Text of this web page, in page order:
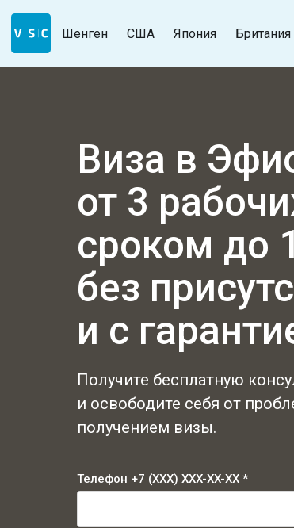
Шенген США Япония Британия
Виза в
от 3
сроком до
без
и с
Получите бесплатную
и освободите себя от
получением визы.
Телефон +7 (XXX) XXX-XX-XX *